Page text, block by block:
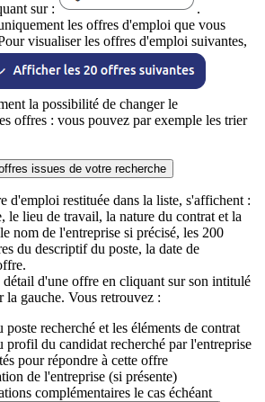
sur :
.
les offres d'emploi que vous
visualiser les offres d'emploi suivantes,
la possibilité de changer le
offres : vous pouvez par exemple les trier
issues de votre recherche
d'emploi restituée dans la liste, s'affichent :
le lieu de travail, la nature du contrat et la
nom de l'entreprise si précisé, les 200
du descriptif du poste, la date de
détail d'une offre en cliquant sur son intitulé
la gauche. Vous retrouvez :
poste recherché et les éléments de contrat
profil du candidat recherché par l'entreprise
pour répondre à cette offre
de l'entreprise (si présente)
complémentaires le cas échéant